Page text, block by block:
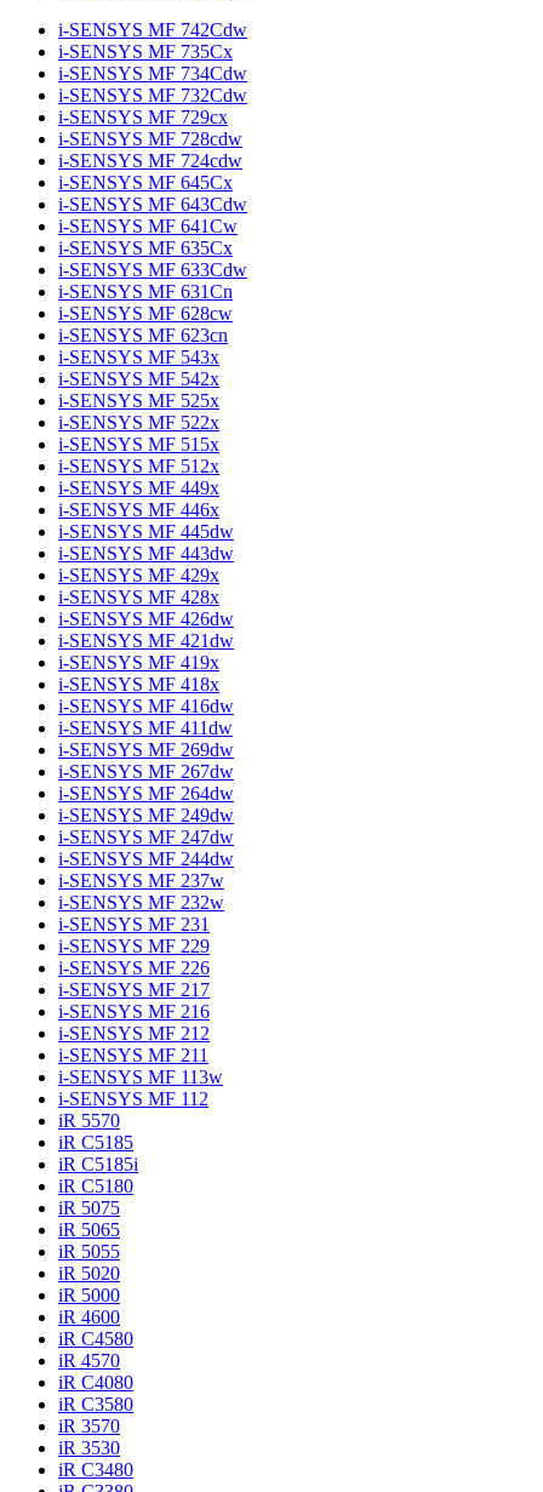
i-SENSYS MF 742Cdw
i-SENSYS MF 735Cx
i-SENSYS MF 734Cdw
i-SENSYS MF 732Cdw
i-SENSYS MF 729cx
i-SENSYS MF 728cdw
i-SENSYS MF 724cdw
i-SENSYS MF 645Cx
i-SENSYS MF 643Cdw
i-SENSYS MF 641Cw
i-SENSYS MF 635Cx
i-SENSYS MF 633Cdw
i-SENSYS MF 631Cn
i-SENSYS MF 628cw
i-SENSYS MF 623cn
i-SENSYS MF 543x
i-SENSYS MF 542x
i-SENSYS MF 525x
i-SENSYS MF 522x
i-SENSYS MF 515x
i-SENSYS MF 512x
i-SENSYS MF 449x
i-SENSYS MF 446x
i-SENSYS MF 445dw
i-SENSYS MF 443dw
i-SENSYS MF 429x
i-SENSYS MF 428x
i-SENSYS MF 426dw
i-SENSYS MF 421dw
i-SENSYS MF 419x
i-SENSYS MF 418x
i-SENSYS MF 416dw
i-SENSYS MF 411dw
i-SENSYS MF 269dw
i-SENSYS MF 267dw
i-SENSYS MF 264dw
i-SENSYS MF 249dw
i-SENSYS MF 247dw
i-SENSYS MF 244dw
i-SENSYS MF 237w
i-SENSYS MF 232w
i-SENSYS MF 231
i-SENSYS MF 229
i-SENSYS MF 226
i-SENSYS MF 217
i-SENSYS MF 216
i-SENSYS MF 212
i-SENSYS MF 211
i-SENSYS MF 113w
i-SENSYS MF 112
iR 5570
iR C5185
iR C5185i
iR C5180
iR 5075
iR 5065
iR 5055
iR 5020
iR 5000
iR 4600
iR C4580
iR 4570
iR C4080
iR C3580
iR 3570
iR 3530
iR C3480